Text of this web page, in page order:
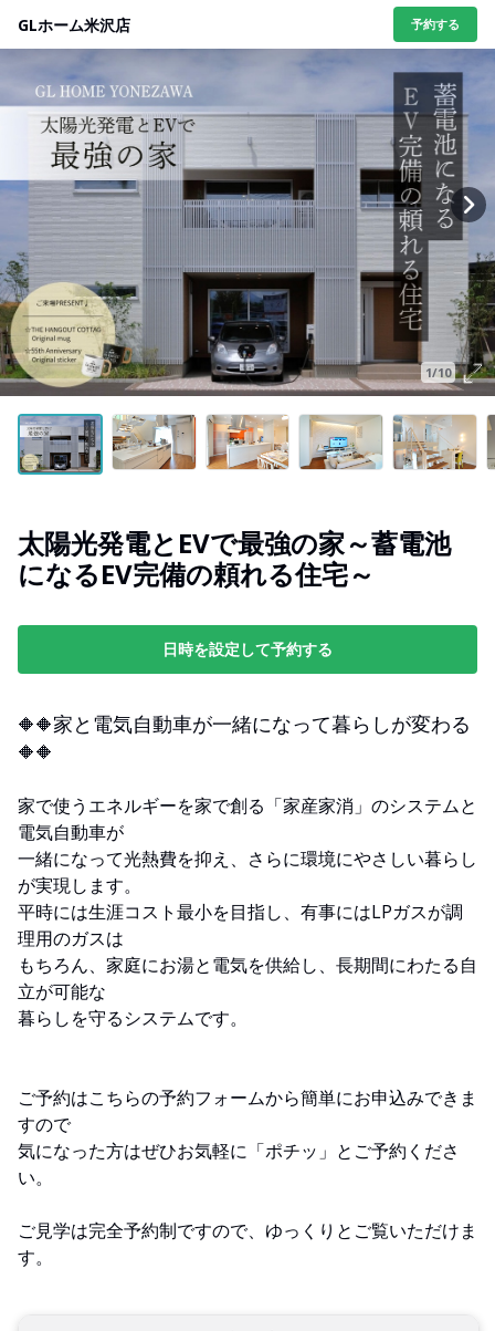
GLホーム米沢店 予約する
1/10
太陽光発電とEVで最強の家～蓄電池
になるEV完備の頼れる住宅～
日時を設定して予約する
🔶🔶家と電気自動車が一緒になって暮らしが変わる
🔶🔶
家で使うエネルギーを家で創る「家産家消」のシステムと
電気自動車が
一緒になって光熱費を抑え、さらに環境にやさしい暮らし
が実現します。
平時には生涯コスト最小を目指し、有事にはLPガスが調
理用のガスは
もちろん、家庭にお湯と電気を供給し、長期間にわたる自
立が可能な
暮らしを守るシステムです。
ご予約はこちらの予約フォームから簡単にお申込みできま
すので
気になった方はぜひお気軽に「ポチッ」とご予約くださ
い。
ご見学は完全予約制ですので、ゆっくりとご覧いただけま
す。